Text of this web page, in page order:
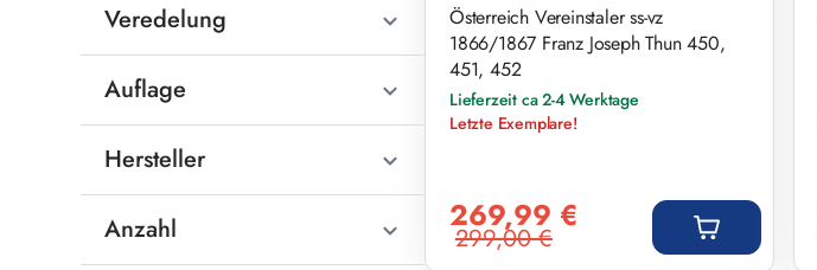
Veredelung
Auflage
Hersteller
Anzahl
Österreich Vereinstaler ss-vz
1866/1867 Franz Joseph Thun 450,
451, 452
Lieferzeit ca 2-4 Werktage
Letzte Exemplare!
269,99 €
Regulärer Preis:
299,00 €